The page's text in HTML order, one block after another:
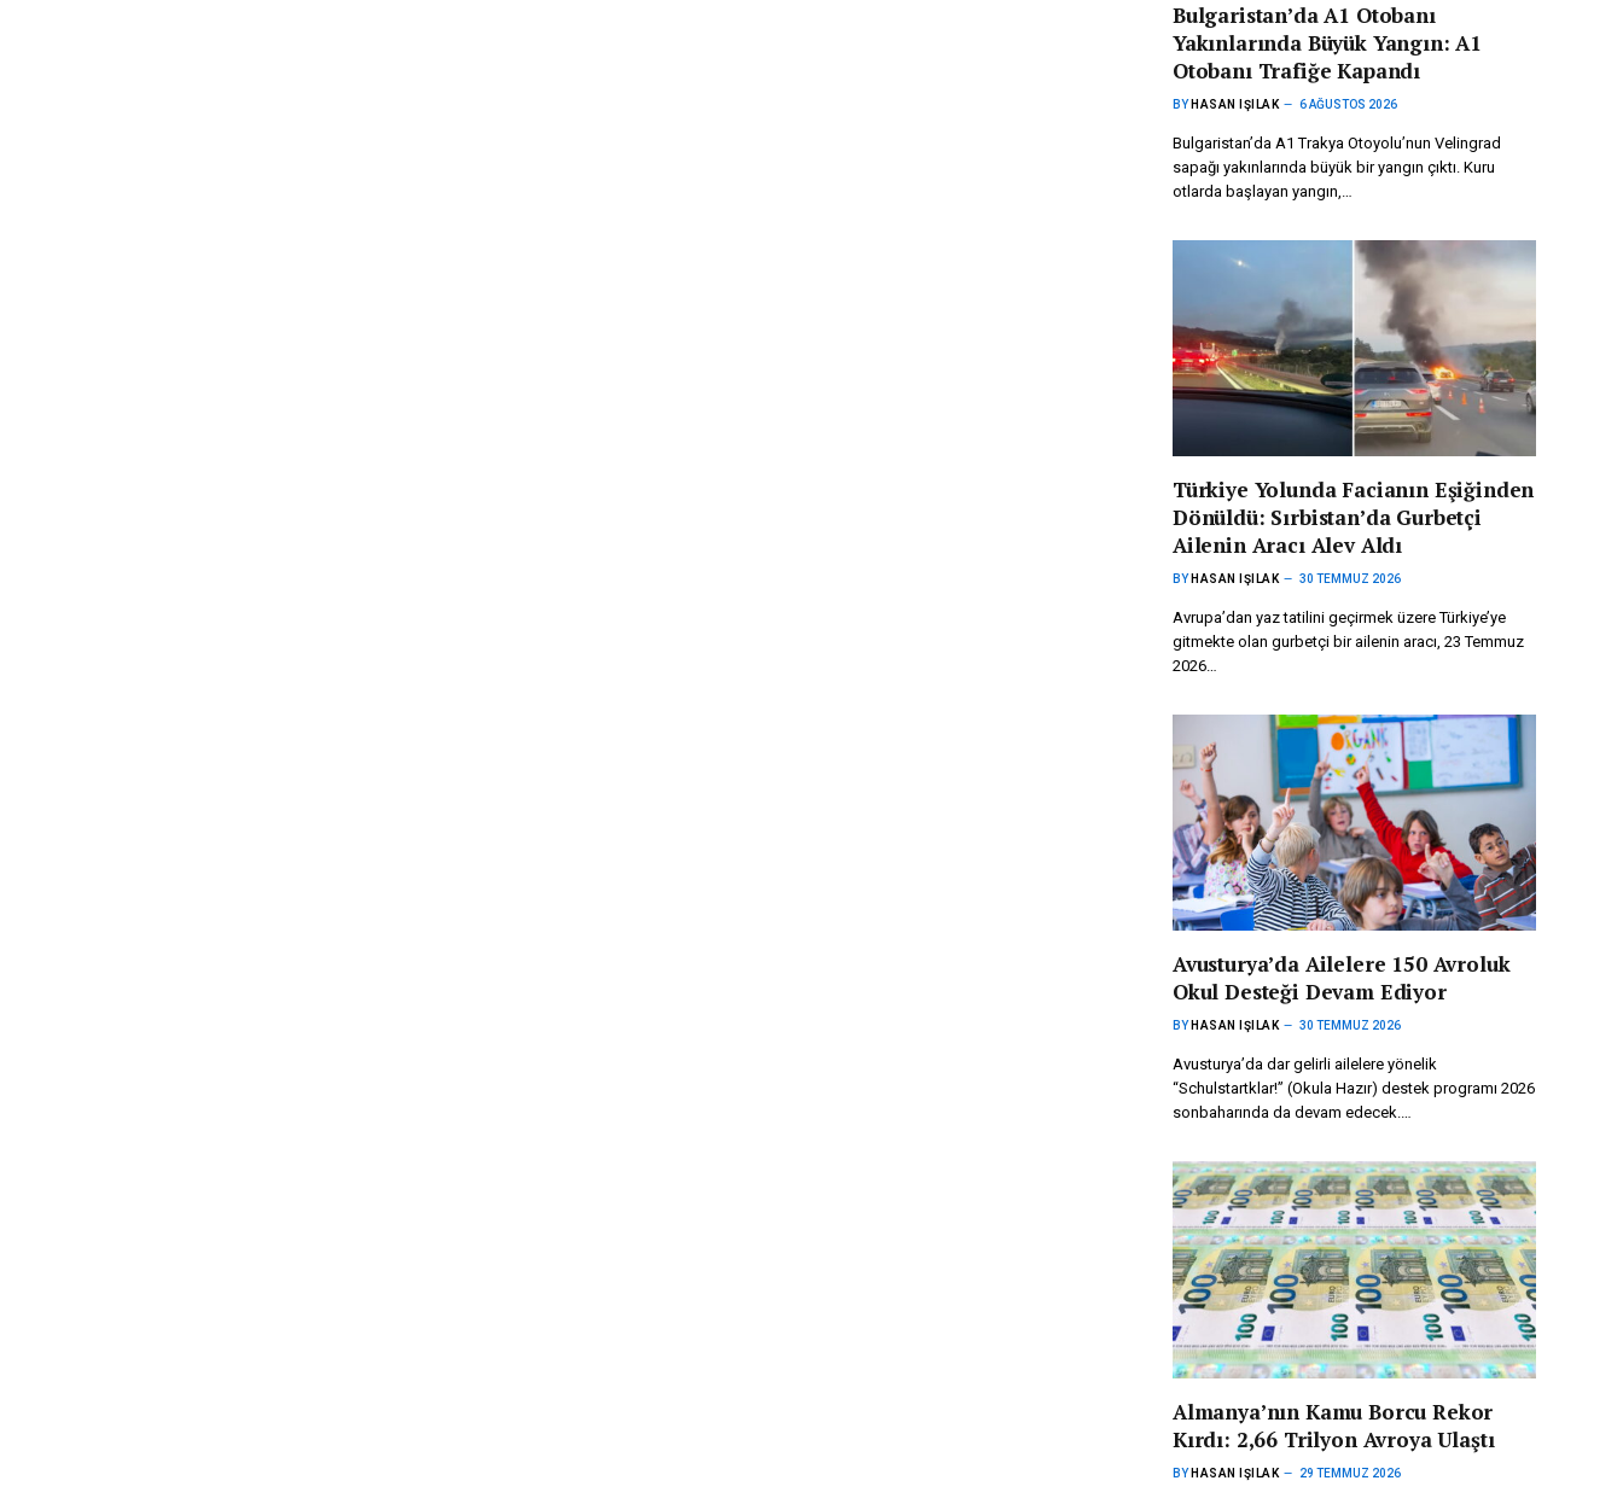
Bulgaristan’da A1 Otobanı
Yakınlarında Büyük Yangın: A1
Otobanı Trafiğe Kapandı
BY HASAN IŞILAK 6 AĞUSTOS 2026
Bulgaristan’da A1 Trakya Otoyolu’nun Velingrad
sapağı yakınlarında büyük bir yangın çıktı. Kuru
otlarda başlayan yangın,…
Türkiye Yolunda Facianın Eşiğinden
Dönüldü: Sırbistan’da Gurbetçi
Ailenin Aracı Alev Aldı
BY HASAN IŞILAK 30 TEMMUZ 2026
Avrupa’dan yaz tatilini geçirmek üzere Türkiye’ye
gitmekte olan gurbetçi bir ailenin aracı, 23 Temmuz
2026…
Avusturya’da Ailelere 150 Avroluk
Okul Desteği Devam Ediyor
BY HASAN IŞILAK 30 TEMMUZ 2026
Avusturya’da dar gelirli ailelere yönelik
“Schulstartklar!” (Okula Hazır) destek programı 2026
sonbaharında da devam edecek.…
Almanya’nın Kamu Borcu Rekor
Kırdı: 2,66 Trilyon Avroya Ulaştı
BY HASAN IŞILAK 29 TEMMUZ 2026